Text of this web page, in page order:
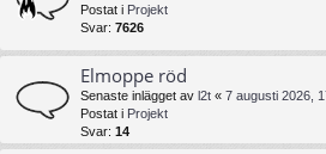
Postat i Projekt
Svar: 7626
Elmoppe röd
Senaste inlägget av l2t « 7 augusti 2026,
Postat i Projekt
Svar: 14